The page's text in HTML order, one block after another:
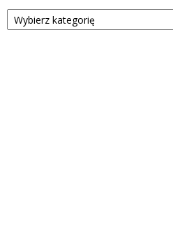
Kategorie